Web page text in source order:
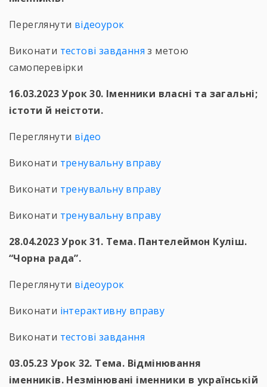
Переглянути відеоурок
Виконати тестові завдання з метою
самоперевірки
16.03.2023 Урок 30. Іменники власні та загальні;
істоти й неістоти.
Переглянути відео
Виконати тренувальну вправу
Виконати тренувальну вправу
Виконати тренувальну вправу
28.04.2023 Урок 31. Тема. Пантелеймон Куліш.
“Чорна рада”.
Переглянути відеоурок
Виконати інтерактивну вправу
Виконати тестові завдання
03.05.23 Урок 32. Тема. Відмінювання
іменників. Незмінювані іменники в українській